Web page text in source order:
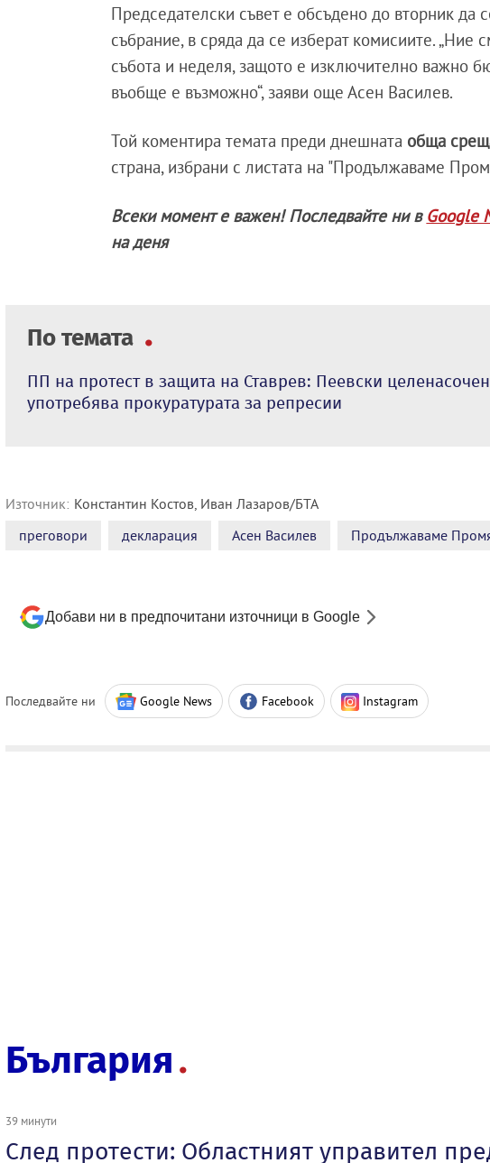
Председателски съвет е обсъдено до вторник да
събрание, в сряда да се изберат комисиите. „Ние
събота и неделя, защото е изключително важно
въобще е възможно“, заяви още Асен Василев.
Той коментира темата преди днешната обща
страна, избрани с листата на "Продължаваме
Всеки момент е важен! Последвайте ни в Google
на деня
По темата
ПП на протест в защита на Ставрев: Пеевски
употребява прокуратурата за репресии
Източник: Константин Костов, Иван Лазаров/БТА
преговори
декларация Асен Василев Продължаваме
Добави ни в предпочитани източници в Google
Последвайте ни Google News Facebook Instagram
България
39 минути
След протести: Областният управител